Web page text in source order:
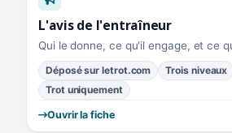
L'avis de l'entraîneur
Qui le donne, ce qu'il engage, et ce
Déposé sur letrot.com
Trois niveaux
Trot uniquement
Ouvrir la fiche